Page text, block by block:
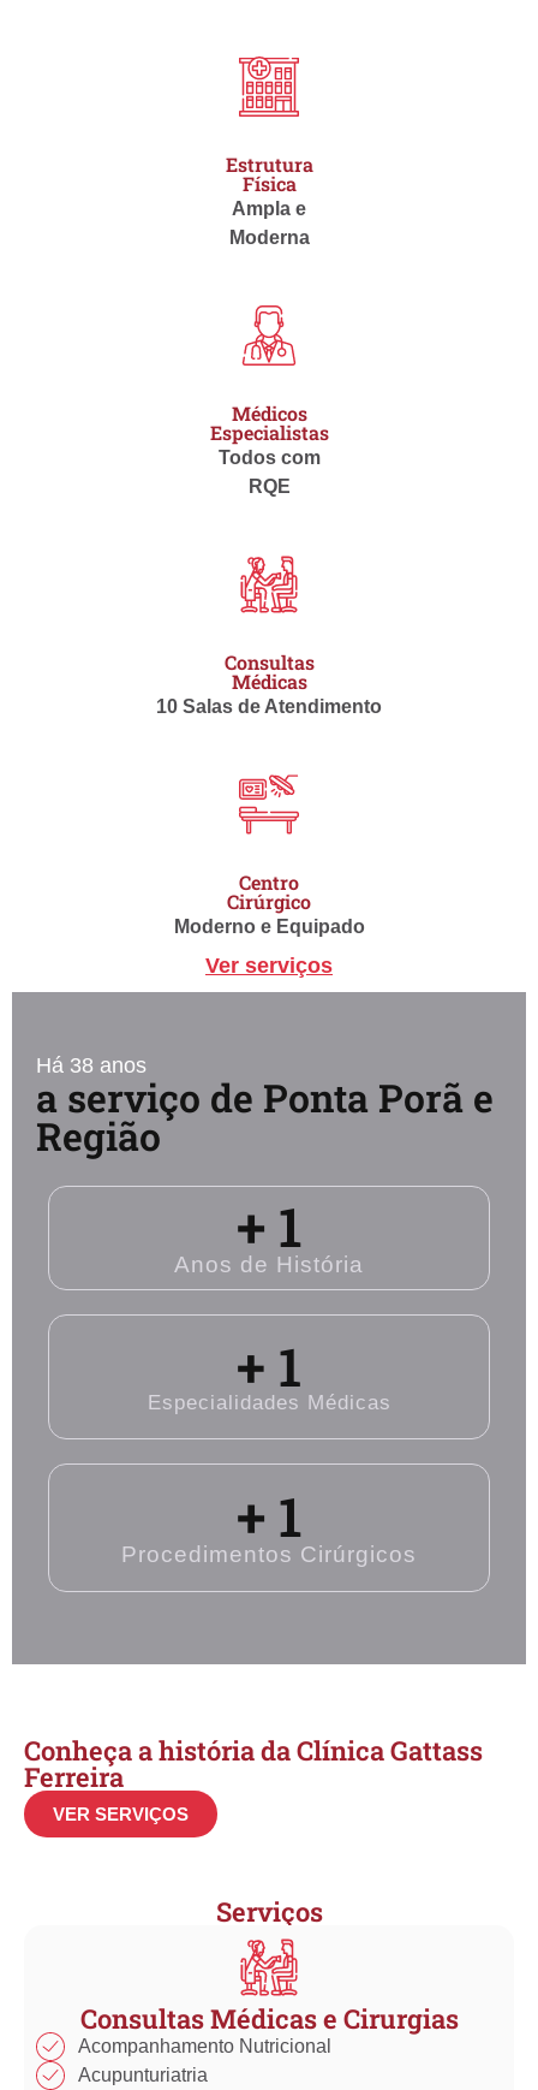
Estrutura
Física
Ampla e
Moderna
Médicos
Especialistas
Todos com
RQE
Consultas
Médicas
10 Salas de Atendimento
Centro
Cirúrgico
Moderno e Equipado
Ver serviços
Há 38 anos
a serviço de Ponta Porã e
Região
Anos de História
+ 1
Especialidades Médicas
+ 1
Procedimentos Cirúrgicos​
+ 1
Conheça a história da Clínica Gattass
Ferreira
VER SERVIÇOS
Serviços
Consultas Médicas e Cirurgias
Acompanhamento Nutricional
Acupunturiatria